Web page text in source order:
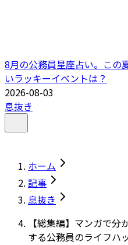
8月の公務員星座占い。この
いラッキーイベントは？
2026-08-03
息抜き
ホーム
記事
息抜き
【総集編】マンガで
する公務員のライフハ